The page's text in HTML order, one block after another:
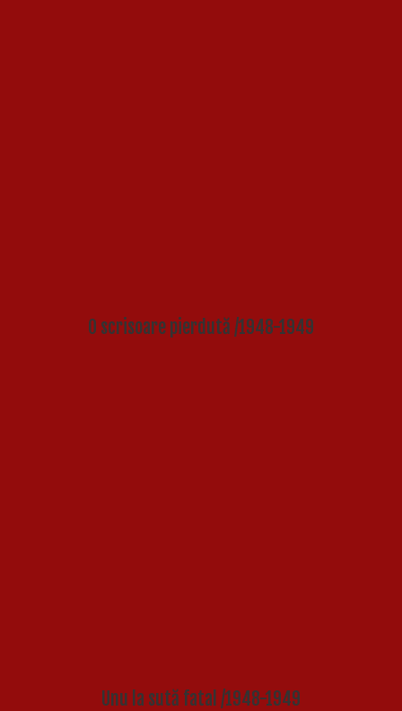
O scrisoare pierdută /1948-1949
Unu la sută fatal /1948-1949